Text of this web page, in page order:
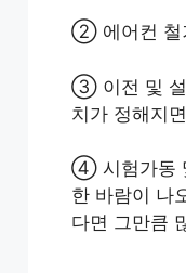
② 에어컨 철
③ 이전 및 설
치가 정해지
④ 시험가동
한 바람이 나
다면 그만큼